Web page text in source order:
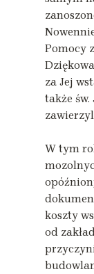
Pomocy
za Jej
także
W tym
koszty
od